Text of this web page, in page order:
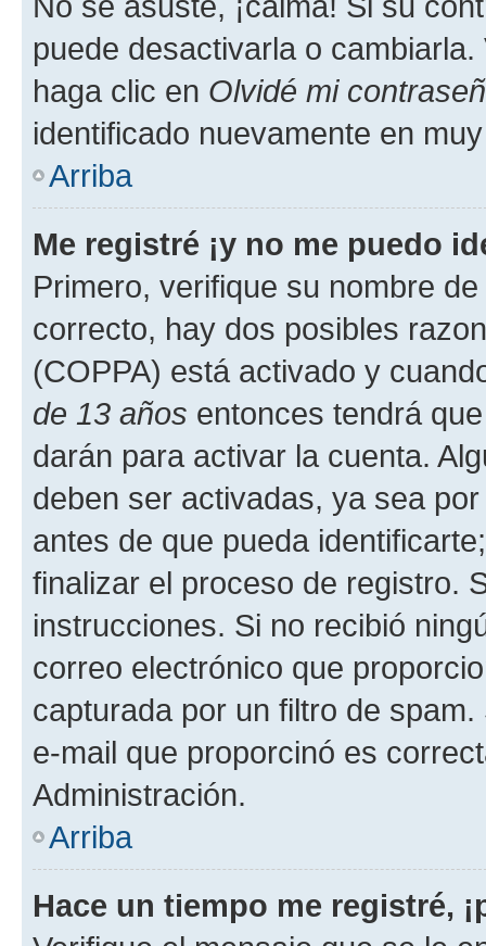
puede desactivarla o
haga clic en Olvidé mi
identificado nuevamente en
Arriba
Me registré ¡y no me puedo
Primero, verifique su nombre
correcto, hay dos posibles
(COPPA) está activado y
de 13 años entonces tendrá
darán para activar la cuenta.
deben ser activadas, ya sea
antes de que pueda
finalizar el proceso de registro.
instrucciones. Si no recibió
correo electrónico que
capturada por un filtro de
e-mail que proporcinó es
Administración.
Arriba
Hace un tiempo me registré,